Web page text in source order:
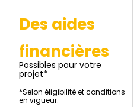
Des aides
financières
Possibles pour votre
projet*
*Selon éligibilité et conditions
en vigueur.